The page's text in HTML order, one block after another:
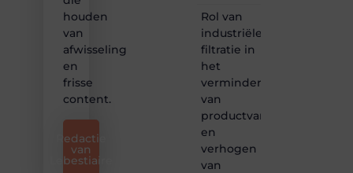
houden
van
afwisseling
en
frisse
content.
Redactie
van
Lebestiaire
Rol van
industriële
filtratie in
het
verminderen
van
productvariatie
en
verhogen
van